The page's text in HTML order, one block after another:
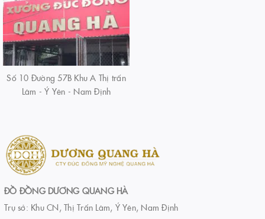
Số 10 Đường 57B Khu A Thị trấn
Lâm - Ý Yên - Nam Định
ĐỒ ĐỒNG DƯƠNG QUANG HÀ
Trụ sở: Khu CN, Thị Trấn Lâm, Ý Yên, Nam Định